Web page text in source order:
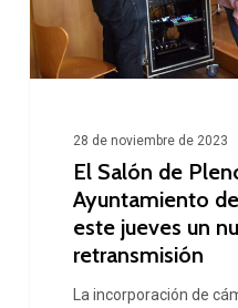
de
Orusco
estrenará
nuevo
sistema
28 de noviembre de 2023
El Salón de
Ayuntamiento
este jueves un
retransmisión
La incorporación de